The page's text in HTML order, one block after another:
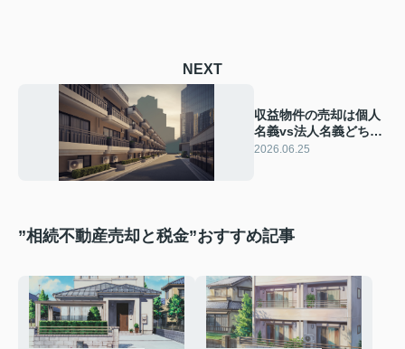
NEXT
収益物件の売却は個人
名義vs法人名義どちら
が有利？税金の違いと
2026.06.25
”相続不動産売却と税金”おすすめ記事